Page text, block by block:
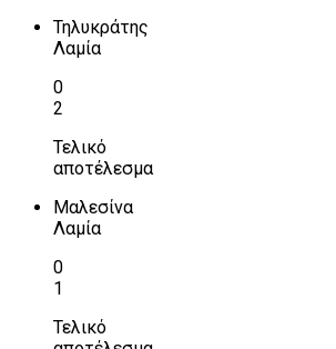
Τηλυκράτης
Λαμία
0
2
Τελικό
αποτέλεσμα
Μαλεσίνα
Λαμία
0
1
Τελικό